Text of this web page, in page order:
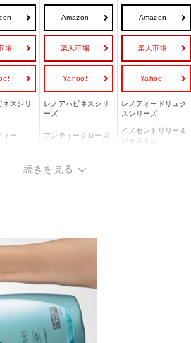
場
Amazon
楽天市場
Yahoo!
Amazon
楽天市場
Yahoo!
ネスシリ
レノアハピネスシリ
ーズ
レノアオードリュク
スシリーズ
ィー アンティークローズ
イノセントリリー＆
ジャスミン
◯
続きを見る